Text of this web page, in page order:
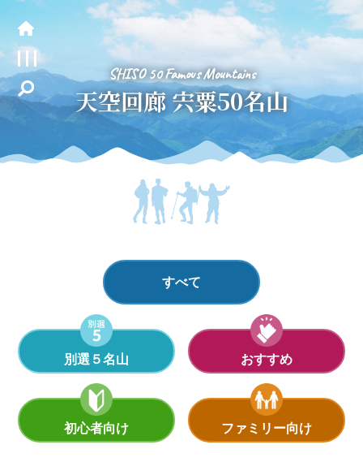
SHISO 50 Famous Mountains
天空回廊 宍粟50名山
すべて
別選５名山 おすすめ
初心者向け ファミリー向け